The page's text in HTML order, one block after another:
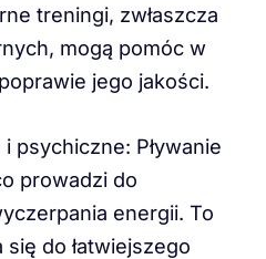
treningi, zwłaszcza
mogą pomóc w
jego jakości.
psychiczne: Pływanie
prowadzi do
energii. To
do łatwiejszego